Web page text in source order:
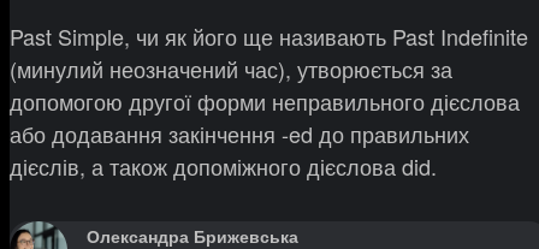
Past Simple, чи як його ще називають Past Indefinite
(минулий неозначений час), утворюється за
допомогою другої форми неправильного дієслова
або додавання закінчення -ed до правильних
дієслів, а також допоміжного дієслова did.
Олександра Брижевська